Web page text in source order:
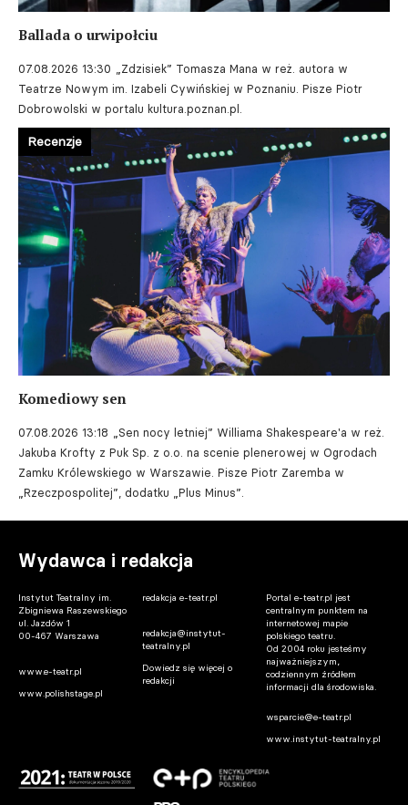
Ballada o urwipołciu
07.08.2026 13:30 „Zdzisiek” Tomasza Mana w reż. autora w
Teatrze Nowym im. Izabeli Cywińskiej w Poznaniu. Pisze Piotr
Dobrowolski w portalu kultura.poznan.pl.
Komediowy sen
07.08.2026 13:18 „Sen nocy letniej” Williama Shakespeare'a w reż.
Jakuba Krofty z Puk Sp. z o.o. na scenie plenerowej w Ogrodach
Zamku Królewskiego w Warszawie. Pisze Piotr Zaremba w
„Rzeczpospolitej”, dodatku „Plus Minus”.
Recenzje
Wydawca i redakcja
Instytut Teatralny im.
Zbigniewa Raszewskiego
ul. Jazdów 1
00-467 Warszawa
www.e-teatr.pl
www.polishstage.pl
redakcja e-teatr.pl
redakcja@instytut-
teatralny.pl
Dowiedz się więcej o
redakcji
Portal e-teatr.pl jest
centralnym punktem na
internetowej mapie
polskiego teatru.
Od 2004 roku jesteśmy
najważniejszym,
codziennym źródłem
informacji dla środowiska.
wsparcie@e-teatr.pl
www.instytut-teatralny.pl